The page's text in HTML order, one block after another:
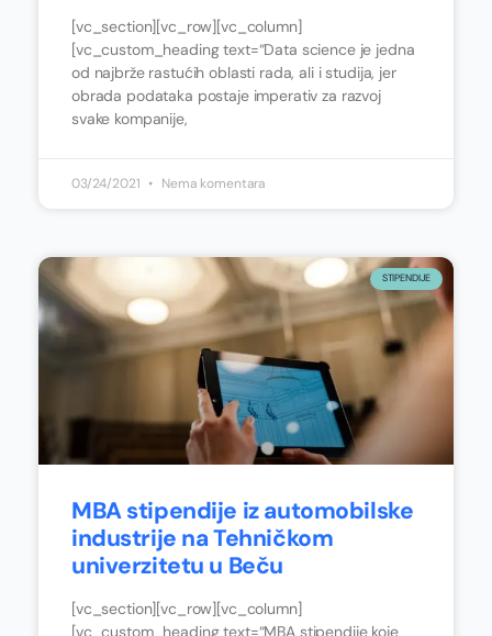
[vc_section][vc_row][vc_column]
[vc_custom_heading text=“Data science je jedna
od najbrže rastućih oblasti rada, ali i studija, jer
obrada podataka postaje imperativ za razvoj
svake kompanije,
03/24/2021 Nema komentara
STIPENDIJE
MBA stipendije iz automobilske
industrije na Tehničkom
univerzitetu u Beču
[vc_section][vc_row][vc_column]
[vc_custom_heading text=“MBA stipendije koje